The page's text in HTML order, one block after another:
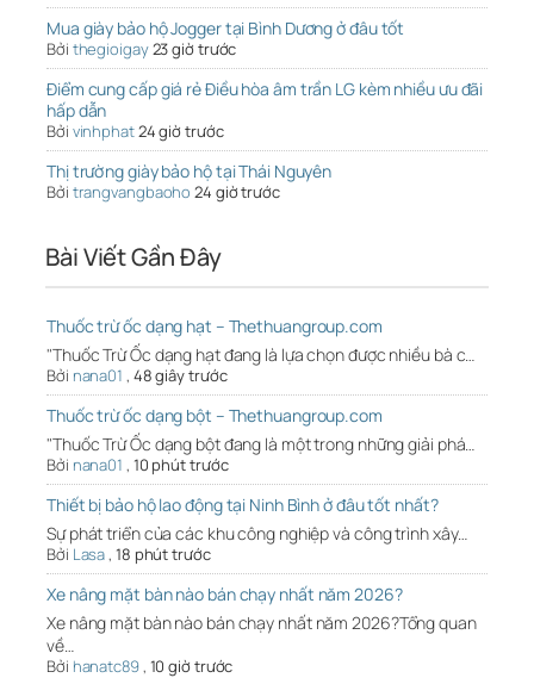
Mua giày bảo hộ Jogger tại Bình Dương ở đâu tốt
Bởi thegioigay23 giờ trước
Điểm cung cấp giá rẻ Điều hòa âm trần LG kèm nhiều ưu đãi
hấp dẫn
Bởi vinhphat24 giờ trước
Thị trường giày bảo hộ tại Thái Nguyên
Bởi trangvangbaoho 24 giờ trước
Bài Viết Gần Đây
Thuốc trừ ốc dạng hạt – Thethuangroup.com
"Thuốc Trừ Ốc dạng hạt đang là lựa chọn được nhiều bà c…
Bởi nana01 , 48 giây trước
Thuốc trừ ốc dạng bột – Thethuangroup.com
"Thuốc Trừ Ốc dạng bột đang là một trong những giải phá…
Bởi nana01 , 10 phút trước
Thiết bị bảo hộ lao động tại Ninh Bình ở đâu tốt nhất?
Sự phát triển của các khu công nghiệp và công trình xây…
Bởi Lasa, 18 phút trước
Xe nâng mặt bàn nào bán chạy nhất năm 2026?
Xe nâng mặt bàn nào bán chạy nhất năm 2026?Tổng quan
về…
Bởi hanatc89, 10 giờ trước